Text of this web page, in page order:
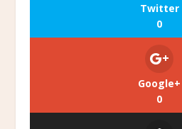
Twitter
0
Google+
0